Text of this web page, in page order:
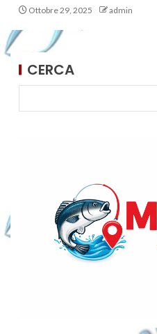
Ottobre 29, 2025 admin
CERCA